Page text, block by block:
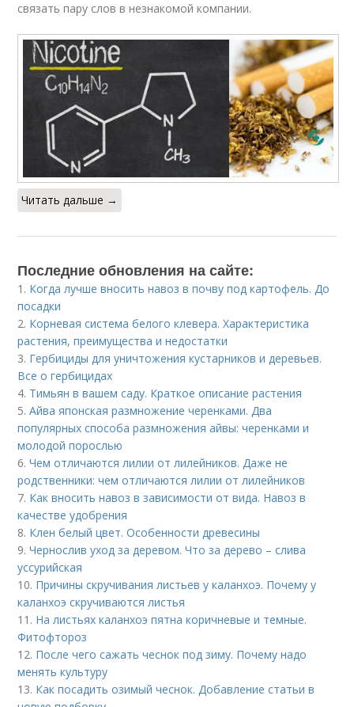
связать пару слов в незнакомой компании.
Читать дальше →
Последние обновления на сайте:
1. Когда лучше вносить навоз в почву под картофель. До
посадки
2. Корневая система белого клевера. Характеристика
растения, преимущества и недостатки
3. Гербициды для уничтожения кустарников и деревьев.
Все о гербицидах
4. Тимьян в вашем саду. Краткое описание растения
5.Айва японская размножение черенками. Два
популярных способа размножения айвы: черенками и
молодой порослью
6.Чем отличаются лилии от лилейников. Даже не
родственники: чем отличаются лилии от лилейников
7. Как вносить навоз в зависимости от вида. Навоз в
качестве удобрения
8. Клен белый цвет. Особенности древесины
9.Чернослив уход за деревом. Что за дерево – слива
уссурийская
10. Причины скручивания листьев у каланхоэ. Почему у
каланхоэ скручиваются листья
11. На листьях каланхоэ пятна коричневые и темные.
Фитофтороз
12. После чего сажать чеснок под зиму. Почему надо
менять культуру
13. Как посадить озимый чеснок. Добавление статьи в